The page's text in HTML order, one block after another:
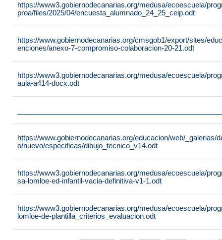
https://www3.gobiernodecanarias.org/medusa/ecoescuela/
proa/files/2025/04/encuesta_alumnado_24_25_ceip.odt
https://www.gobiernodecanarias.org/cmsgob1/export/sites/
enciones/anexo-7-compromiso-colaboracion-20-21.odt
https://www3.gobiernodecanarias.org/medusa/ecoescuela/
aula-a414-docx.odt
https://www.gobiernodecanarias.org/educacion/web/
o/nuevo/especificas/dibujo_tecnico_v14.odt
https://www3.gobiernodecanarias.org/medusa/ecoescuela/
sa-lomloe-ed-infantil-vacia-definitiva-v1-1.odt
https://www3.gobiernodecanarias.org/medusa/ecoescuela/
lomloe-de-plantilla_criterios_evaluacion.odt